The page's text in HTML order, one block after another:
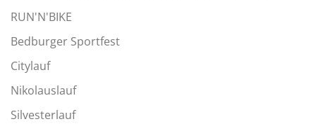
RUN'N'BIKE
Bedburger Sportfest
Citylauf
Nikolauslauf
Silvesterlauf